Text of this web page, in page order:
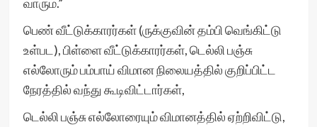
பெண் வீட்டுக்காரர்கள் (ருக்குவின் தம்பி வெங்கிட்டு
உள்பட), பிள்ளை வீட்டுக்காரர்கள், டெல்லி பஞ்சு
எல்லோரும் பம்பாய் விமான நிலையத்தில் குறிப்பிட்ட
நேரத்தில் வந்து கூடிவிட்டார்கள்,
டெல்லி பஞ்சு எல்லோரையும் விமானத்தில் ஏற்றிவிட்டு,